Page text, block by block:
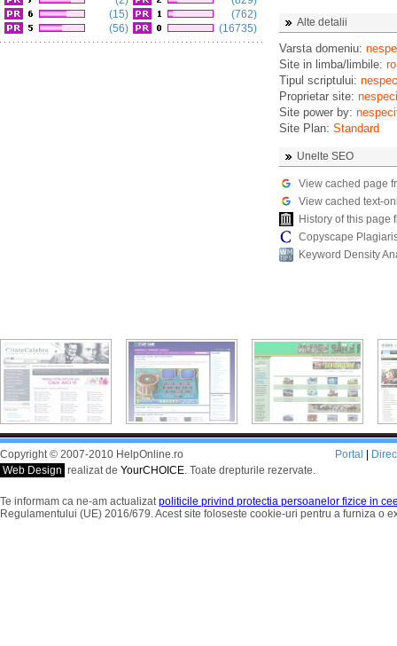
(15)
(56)
(762)
(16735)
Alte detalii
Varsta domeniu:
Site in limba/limbile: ro
Tipul scriptului:
Proprietar site:
Site power by:
Site Plan: Standard
Unelte SEO
View cached page
View cached text-
History of this page
Copyscape
Keyword Density
Copyright © 2007-2010 HelpOnline.ro
Web Design realizat de YourCHOICE. Toate drepturile rezervate.
Portal
Te informam ca ne-am actualizatpoliticile privind protectia persoanelor fizice in
Regulamentului (UE) 2016/679. Acest site foloseste cookie-uri pentru a furniza o